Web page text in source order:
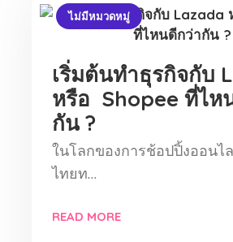
ไม่มีหมวดหมู่
เริ่มต้นทำธุรกิจกับ
หรือ Shopee ที่ไห
กัน ?
ในโลกของการช้อปปิ้งออนไ
ไทยท…
READ MORE